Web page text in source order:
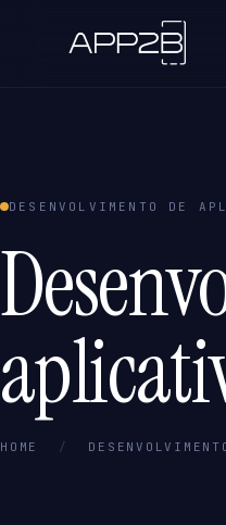
DESENVOLVIMENTO DE
HOME /